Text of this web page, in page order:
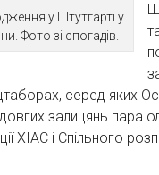
у Штутгарті у
Фото зі спогадів.
серед
залицянь
ХІАС і Спільного